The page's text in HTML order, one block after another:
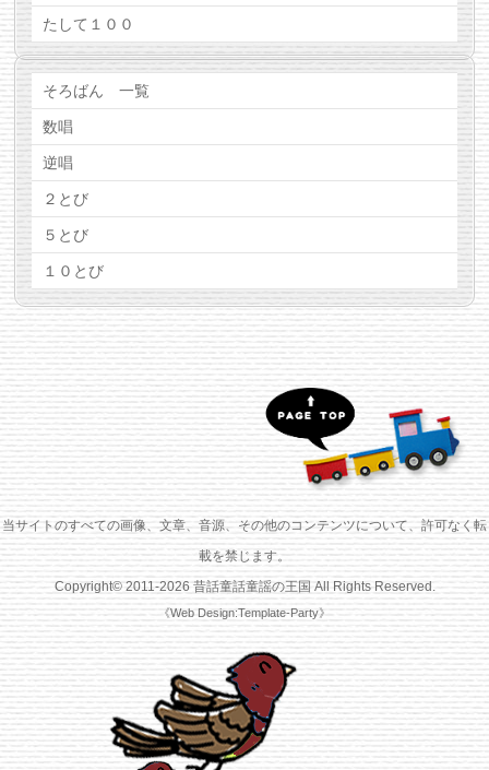
たして１００
そろばん 一覧
数唱
逆唱
２とび
５とび
１０とび
当サイトのすべての画像、文章、音源、その他のコンテンツについて、許可なく転
載を禁じます。
Copyright© 2011-2026 昔話童話童謡の王国 All Rights Reserved.
《Web Design:Template-Party》